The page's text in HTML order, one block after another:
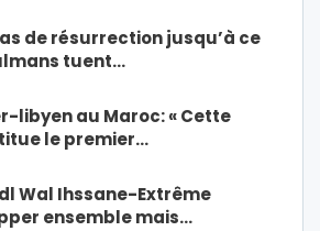
de résurrection jusqu’à ce
tuent…
libyen au Maroc: « Cette
le premier…
Wal Ihssane-Extrême
ensemble mais…